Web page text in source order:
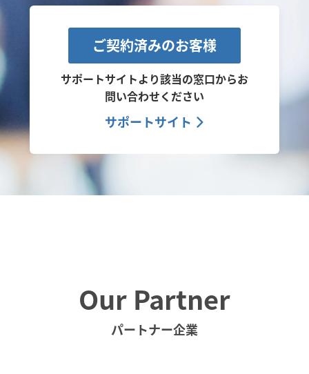
ご契約済みのお客様
サポートサイトより該当の窓口からお
問い合わせください
サポートサイト
Our Partner
パートナー企業